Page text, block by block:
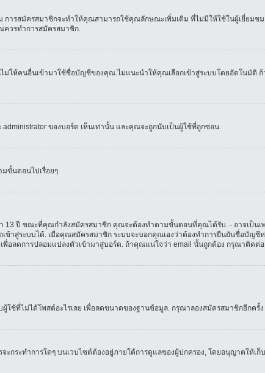
ารสมัครสมาชิกจะทำให้คุณสามารถใช้คุณลักษณะเพิ่มเติม ที่ไม่มีให้ใช้ในผู้เยี่ยมชม
ควรทำการสมัครสมาชิก.
ให้คนอื่นเข้ามาใช้ชื่อบัญชีของคุณ.ไม่แนะนำให้คุณเลือกเข้าสู่ระบบโดยอัตโนมัติ
ของบอร์ด เห็นเท่านั้น และคุณจะถูกนับเป็นผู้ใช้ที่ถูกซ่อน.
ขั้นตอนไปเรื่อยๆ
13 ปี ขณะที่คุณกำลังสมัครสมาชิก คุณจะต้องทำตามขั้นตอนที่คุณได้รับ. - อาจเป็น
าสู่ระบบได้. เมื่อคุณสมัครสมาชิก ระบบจะบอกคุณเองว่าต้องทำการยืนยันชื่อบัญชี
ลดการปลอมแปลงตัวเข้ามาสู่บอร์ด. ถ้าคุณแน่ใจว่า email นั้นถูกต้อง กรุณาติดต่อ
ช้ที่ไม่ได้โพสต์อะไรเลย เพื่อลดขนาดของฐานข้อมูล. กรุณาลองสมัครสมาชิกอีกครั้
กระทำการใดๆ บนเวบไซต์ต้องอยู่ภายใต้การดูแลของผู้ปกครอง, โดยอนุญาตให้เ